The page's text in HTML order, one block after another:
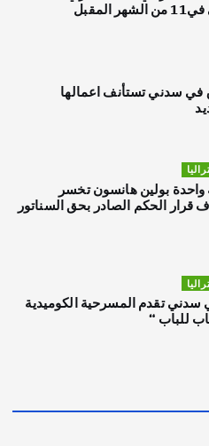
الاماراتية
وحلولها المستدامة
المقبل
في سدني تستأنف اعمالها
بولين هانسون تخسر
قرار الحكم الصادر بحق السناتور
تقدم المسرحية الكوميدية
للباب “